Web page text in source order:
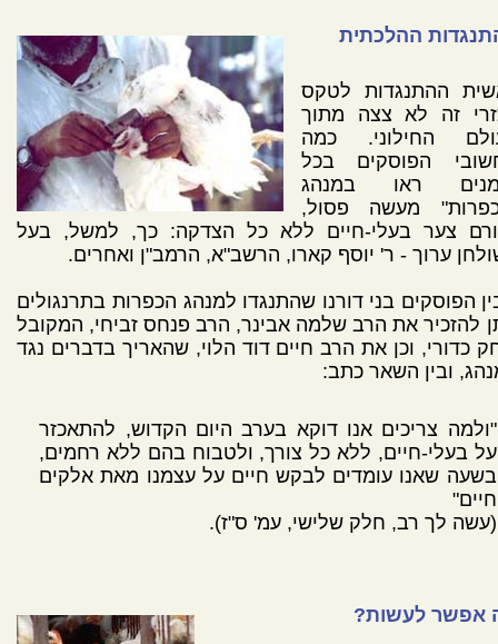
ההלכתית
ההתנגדות לטקס
זה לא צצה מתוך
החילוני. כמה
הפוסקים בכל
ראו במנהג
מעשה פסול,
צער בעלי-חיים ללא כל הצדקה: כך, למשל, בעל
ערוך - ר' יוסף קארו, הרשב"א, הרמב"ן ואחרים.
הפוסקים בני דורנו שהתנגדו למנהג הכפרות בתרנגולים
להזכיר את הרב שלמה אבינר, הרב פנחס זביחי, המקובל
כדורי, וכן את הרב חיים דוד הלוי, שהאריך בדברים נגד
ובין השאר כתב:
"ולמה צריכים אנו דוקא בערב היום הקדוש, להתאכזר
על בעלי-חיים, ללא כל צורך, ולטבוח בהם ללא רחמים,
בשעה שאנו עומדים לבקש חיים על עצמנו מאת אלקים
חיים"
(עשה לך רב, חלק שלישי, עמ' ס"ז).
אפשר לעשות?